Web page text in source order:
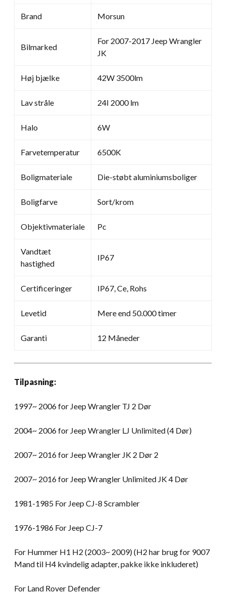
Brand Morsun
Bilmarked
For 2007-2017 Jeep Wrangler
JK
Høj bjælke 42W 3500lm
Lav stråle 24I 2000 lm
Halo 6W
Farvetemperatur 6500K
Boligmateriale Die-støbt aluminiumsboliger
Boligfarve Sort/krom
Objektivmateriale Pc
Vandtæt
hastighed
IP67
Certificeringer IP67, Ce, Rohs
Levetid Mere end 50.000 timer
Garanti 12 Måneder
Tilpasning:
1997~ 2006 for Jeep Wrangler TJ 2 Dør
2004~ 2006 for Jeep Wrangler LJ Unlimited (4 Dør)
2007~ 2016 for Jeep Wrangler JK 2 Dør 2
2007~ 2016 for Jeep Wrangler Unlimited JK 4 Dør
1981-1985 For Jeep CJ-8 Scrambler
1976-1986 For Jeep CJ-7
For Hummer H1 H2 (2003~ 2009) (H2 har brug for 9007
Mand til H4 kvindelig adapter, pakke ikke inkluderet)
For Land Rover Defender